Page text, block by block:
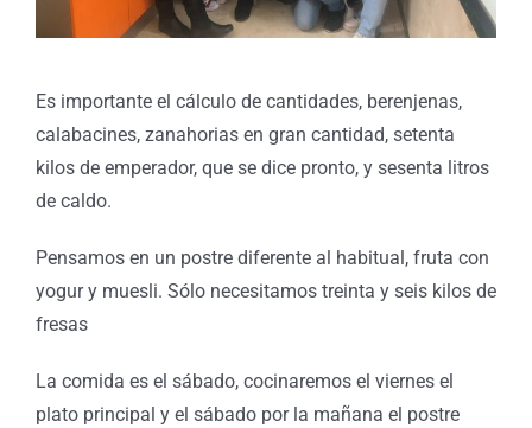
Es importante el cálculo de cantidades, berenjenas,
calabacines, zanahorias en gran cantidad, setenta
kilos de emperador, que se dice pronto, y sesenta litros
de caldo.
Pensamos en un postre diferente al habitual, fruta con
yogur y muesli. Sólo necesitamos treinta y seis kilos de
fresas
La comida es el sábado, cocinaremos el viernes el
plato principal y el sábado por la mañana el postre